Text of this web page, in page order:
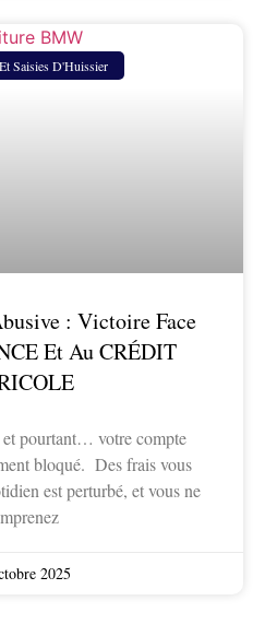
Saisies D'Huissier
: Victoire Face
Et Au CRÉDIT
pourtant… votre compte
bloqué. Des frais vous
est perturbé, et vous ne
2025